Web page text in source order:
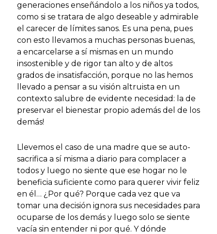
generaciones enseñándolo a los niños ya todos,
como si se tratara de algo deseable y admirable
el carecer de límites sanos. Es una pena, pues
con esto llevamos a muchas personas buenas,
a encarcelarse a sí mismas en un mundo
insostenible y de rigor tan alto y de altos
grados de insatisfacción, porque no las hemos
llevado a pensar a su visión altruista en un
contexto salubre de evidente necesidad: la de
preservar el bienestar propio además del de los
demás!
Llevemos el caso de una madre que se auto-
sacrifica a sí misma a diario para complacer a
todos y luego no siente que ese hogar no le
beneficia suficiente como para querer vivir feliz
en él… ¿Por qué? Porque cada vez que va
tomar una decisión ignora sus necesidades para
ocuparse de los demás y luego solo se siente
vacía sin entender ni por qué. Y dónde